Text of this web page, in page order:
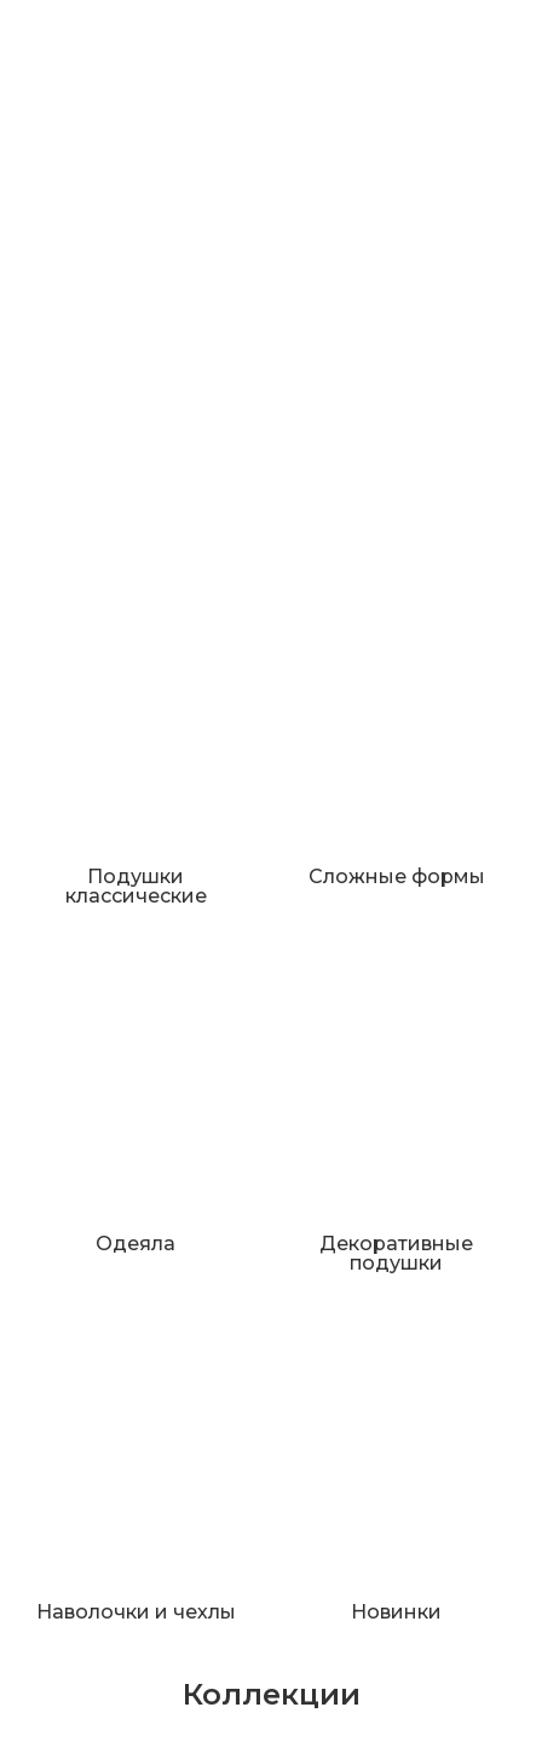
Подушки
классические
Сложные формы
Одеяла
Декоративные
подушки
Наволочки и чехлы Новинки
Коллекции